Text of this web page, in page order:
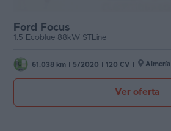
Ford Focus
1.5 Ecoblue 88kW STLine
61.038 km 5/2020 120 CV Almería
Ver oferta